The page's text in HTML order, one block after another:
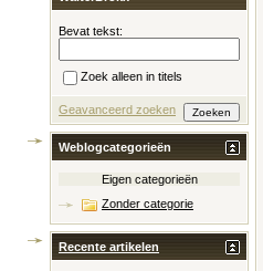
Bevat tekst:
Zoek alleen in titels
Geavanceerd zoeken
Weblogcategorieën
Eigen categorieën
Zonder categorie
Recente artikelen